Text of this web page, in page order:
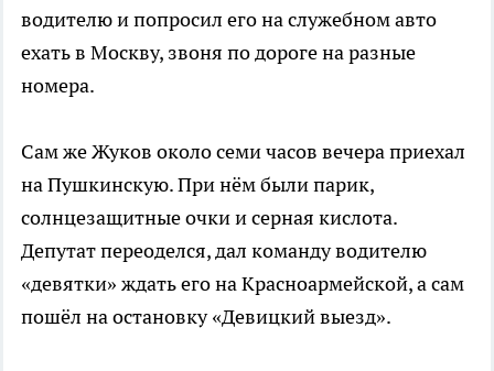
водителю и попросил его на служебном авто
ехать в Москву, звоня по дороге на разные
номера.
Сам же Жуков около семи часов вечера приехал
на Пушкинскую. При нём были парик,
солнцезащитные очки и серная кислота.
Депутат переоделся, дал команду водителю
«девятки» ждать его на Красноармейской, а сам
пошёл на остановку «Девицкий выезд».